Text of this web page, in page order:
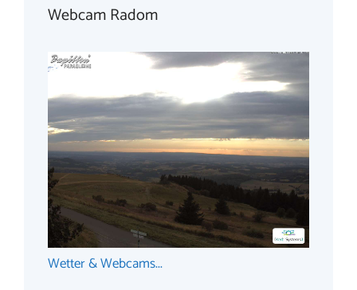
Webcam Radom
Wetter & Webcams...